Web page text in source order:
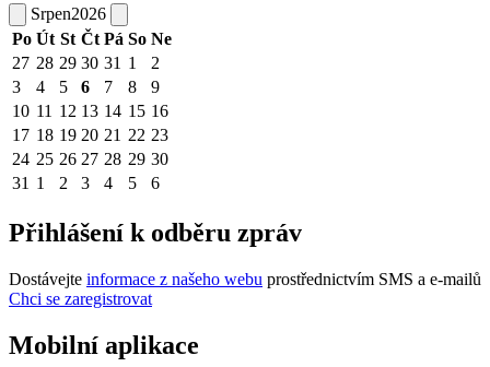
Srpen2026
Po Út St Čt Pá So Ne
27 28 29 30 31 1
2
3
4 5 6 7 8
9
10 11 12 13 14 15 16
17 18 19 20 21 22 23
24 25 26 27 28 29 30
31 1 2 3 4 5 6
Přihlášení k odběru zpráv
Dostávejte informace z našeho webu prostřednictvím SMS a e-mailů
Chci se zaregistrovat
Mobilní aplikace